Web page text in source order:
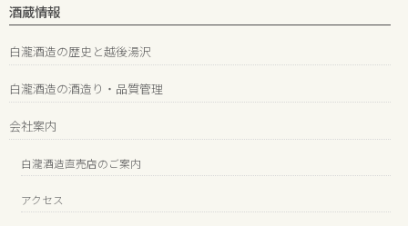
酒蔵情報
白瀧酒造の歴史と越後湯沢
白瀧酒造の酒造り・品質管理
会社案内
白瀧酒造直売店のご案内
アクセス